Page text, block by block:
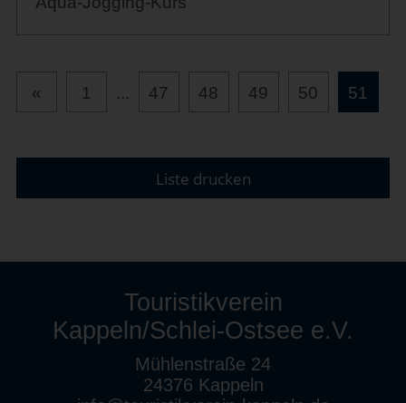
« 1 ... 47 48 49 50 51
Liste drucken
Touristikverein
Kappeln/Schlei-Ostsee e.V.
Mühlenstraße 24
24376 Kappeln